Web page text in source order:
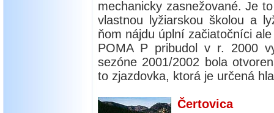
mechanicky zasnežované. Je
vlastnou lyžiarskou školou a
ňom nájdu úplní začiatočníci
POMA P pribudol v r. 2000
sezóne 2001/2002 bola
to zjazdovka, ktorá je určená
Čertovica